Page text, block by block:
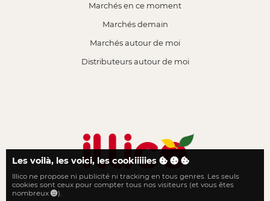
Marchés en ce moment
Marchés demain
Marchés autour de moi
Distributeurs autour de moi
Le local n'a jamais été aussi proche
Les voilà, les voici, les cookiiiiies
Illico ne propose ni publicité ni tracking en tous genres. Les seuls
cookies sont ceux pour compter tous nos visiteurs (et vous êtes
nombreux
).